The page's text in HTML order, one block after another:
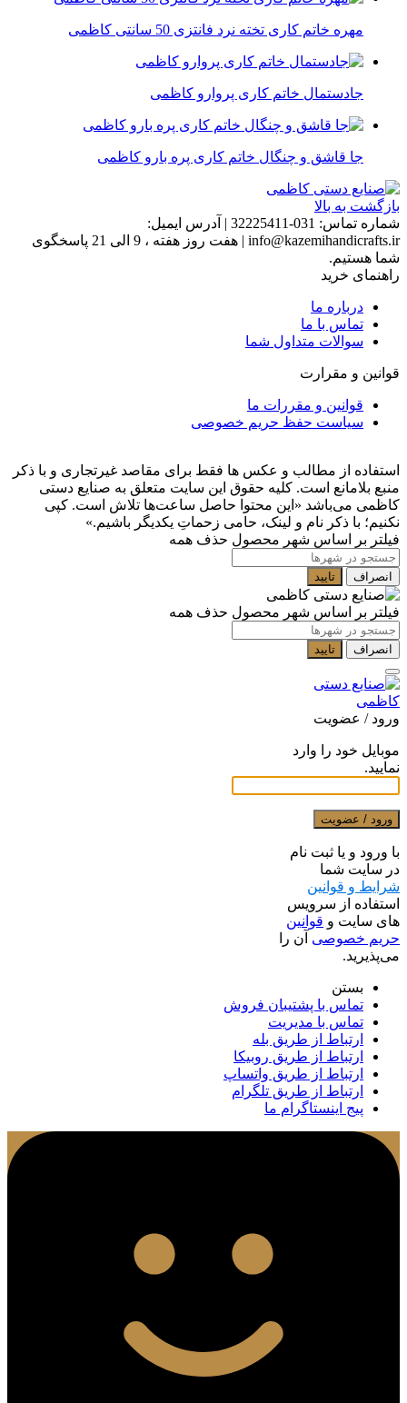
مهره خاتم کاری تخته نرد فانتزی 50 سانتی کاظمی
جادستمال خاتم کاری پروارو کاظمی
جا قاشق و چنگال خاتم کاری پره بارو کاظمی
بازگشت به بالا
شماره تماس: 031-32225411
| آدرس ایمیل:
info@kazemihandicrafts.ir
|
هفت روز هفته ، 9 الی 21 پاسخگوی
شما هستیم.
راهنمای خرید
درباره ما
تماس با ما
سوالات متداول شما
قوانین و مقرارت
قوانین و مقررات ما
سیاست حفظ حریم خصوصی
استفاده از مطالب و عکس ها فقط برای مقاصد غیرتجاری و با ذکر
منبع بلامانع است. کلیه حقوق این سایت متعلق به صنایع دستی
کاظمی می‌باشد «این محتوا حاصل ساعت‌ها تلاش است. کپی
نکنیم؛ با ذکر نام و لینک، حامی زحماتِ یکدیگر باشیم.»
فیلتر بر اساس شهر محصول حذف همه
انصراف تایید
فیلتر بر اساس شهر محصول حذف همه
انصراف تایید
ورود / عضویت
موبایل خود را وارد
نمایید.
ورود / عضویت
با ورود و یا ثبت نام
در سایت شما
شرایط و قوانین
استفاده از سرویس
های سایت و قوانین
حریم خصوصی آن را
می‌پذیرید.
بستن
تماس با پشتیبان فروش
تماس با مدیریت
ارتباط از طریق بله
ارتباط از طریق روبیکا
ارتباط از طریق واتساپ
ارتباط از طریق تلگرام
پیج اینستاگرام ما